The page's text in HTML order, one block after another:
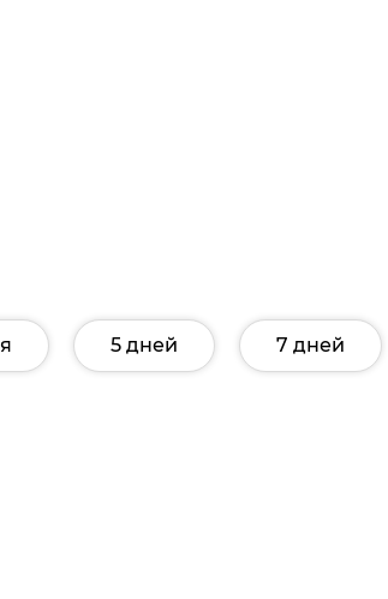
5 дней 7 дней